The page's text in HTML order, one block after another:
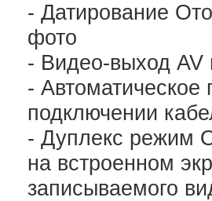
- Датирование
фото
- Видео-выход
-
подключении
- Дуплекс режим
на встроенном
записываемого